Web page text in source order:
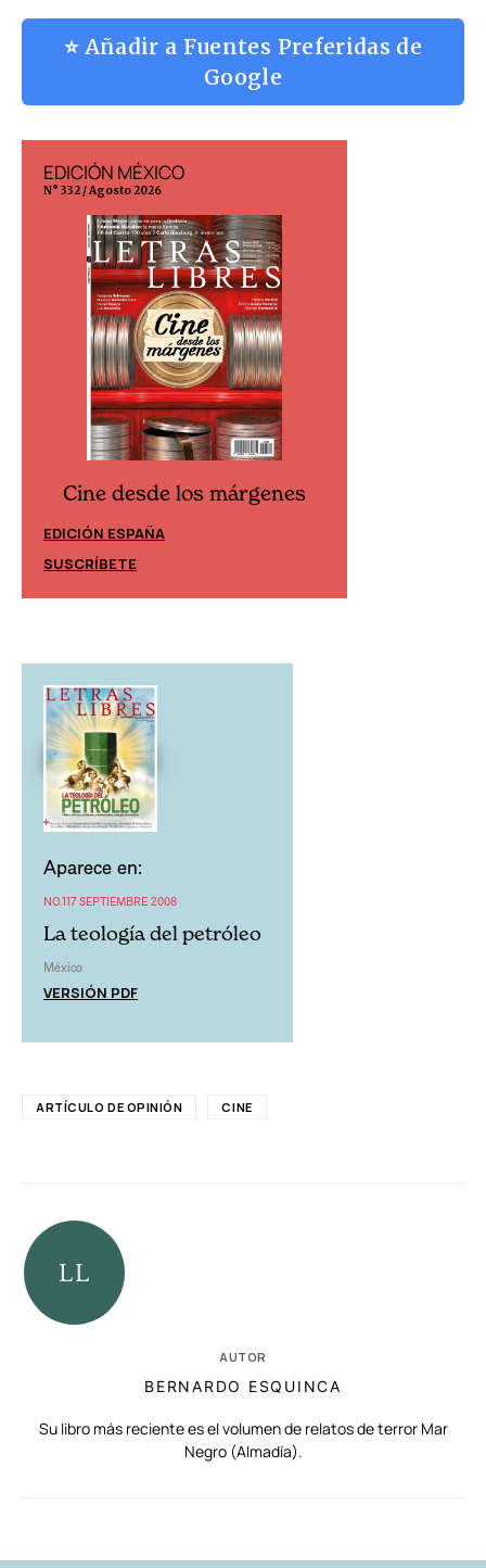
⭐ Añadir a Fuentes Preferidas de
Google
EDICIÓN MÉXICO
N° 332 / Agosto 2026
Cine desde los márgenes
EDICIÓN ESPAÑA
SUSCRÍBETE
Aparece en:
NO.117 SEPTIEMBRE 2008
La teología del petróleo
México
VERSIÓN PDF
ARTÍCULO DE OPINIÓN CINE
AUTOR
BERNARDO ESQUINCA
Su libro más reciente es el volumen de relatos de terror Mar
Negro (Almadía).